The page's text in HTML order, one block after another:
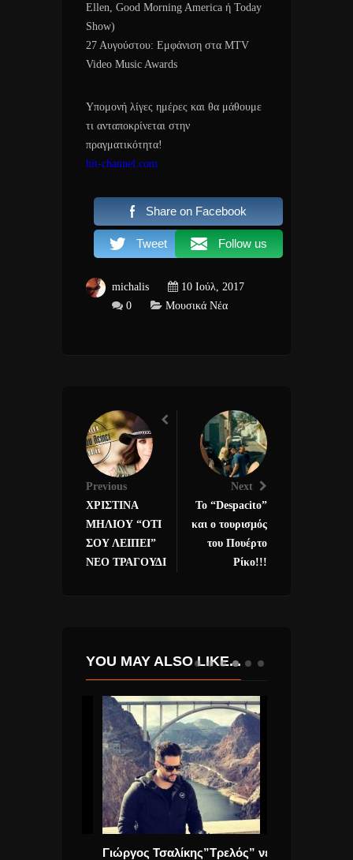
Ellen, Good Morning America ή Today
Show)
27 Αυγούστου: Εμφάνιση στα MTV
Video Music Awards
Υπομονή λίγες ημέρες και θα μάθουμε
τι ανταποκρίνεται στην
πραγματικότητα!
hit-channel.com
Share on Facebook
Tweet Follow us
michalis
10 Ιούλ, 2017
0
Μουσικά Νέα
Previous
ΧΡΙΣΤΙΝΑ
ΜΗΛΙΟΥ “ΟΤΙ
ΣΟΥ ΛΕΙΠΕΙ”
ΝΕΟ ΤΡΑΓΟΥΔΙ
Next
Το “Despacito”
και ο τουρισμός
του Πουέρτο
Ρίκο!!!
YOU MAY ALSO LIKE...
Γιώργος Τσαλίκης”Τρελός” νέο